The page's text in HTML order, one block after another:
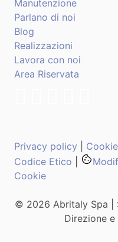
Manutenzione
Parlano di noi
Blog
Realizzazioni
Lavora con noi
Area Riservata
Privacy policy
Codice Etico
Cookie
© 2026 Abritaly Spa |
Direzione